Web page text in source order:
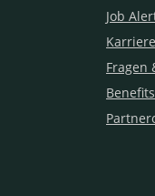
Job
Fragen